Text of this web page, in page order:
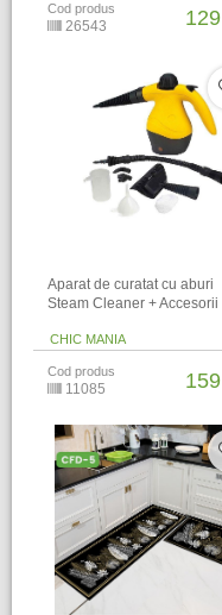
Cod produs
26543 129
Aparat de curatat cu aburi
Steam Cleaner + Accesorii
CHIC MANIA
Cod produs
11085 159